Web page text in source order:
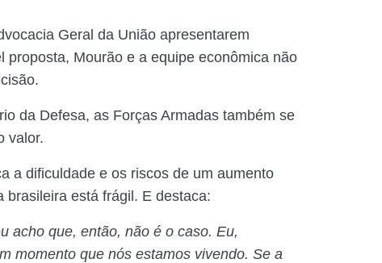
Geral da União apresentarem
proposta, Mourão e a equipe econômica não
da Defesa, as Forças Armadas também se
valor.
a dificuldade e os riscos de um aumento
brasileira está frágil. E destaca:
acho que, então, não é o caso. Eu,
momento que nós estamos vivendo. Se a